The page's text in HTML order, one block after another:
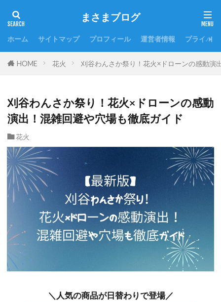
まさまブログ
ホーム サイトマップ プロフィール 運営者情報 プライバ
HOME 花火 刈谷わんさか祭り！花火×ドローンの感動演
刈谷わんさか祭り！花火×ドローンの感動
演出！混雑回避や穴場も徹底ガイド
花火
＼人気の商品が日替わりで登場／